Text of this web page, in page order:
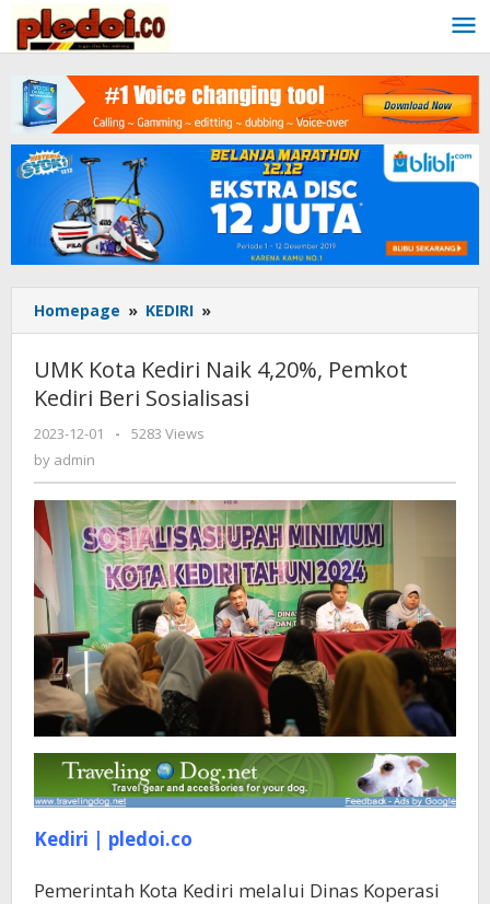
content
Homepage » KEDIRI »
Kota
Kediri
Naik
4,20%,
UMK Kota Kediri Naik 4,20%, Pemkot
Kediri Beri Sosialisasi
2023-12-01
by
-
5283 Views
by admin
Kediri | pledoi.co
Pemerintah Kota Kediri melalui Dinas Koperasi